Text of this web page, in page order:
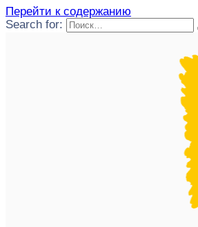
Перейти к содержанию
Search for: